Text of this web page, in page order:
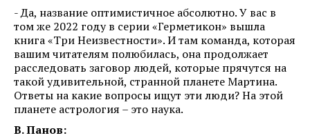
- Да, название оптимистичное абсолютно. У вас в
том же 2022 году в серии «Герметикон» вышла
книга «Три Неизвестности». И там команда, которая
вашим читателям полюбилась, она продолжает
расследовать заговор людей, которые прячутся на
такой удивительной, странной планете Мартина.
Ответы на какие вопросы ищут эти люди? На этой
планете астрология – это наука.
В. Панов: